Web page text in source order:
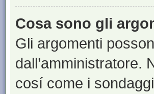
Cosa sono gli
Gli argomenti
dall’amministratore.
cosí come i